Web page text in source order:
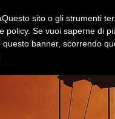
Questo sito o gli strumenti
policy. Se vuoi saperne di
questo banner, scorrendo